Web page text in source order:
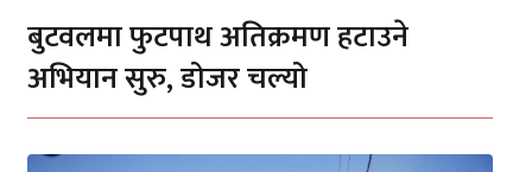
बुटवलमा फुटपाथ अतिक्रमण हटाउने
अभियान सुरु, डोजर चल्यो